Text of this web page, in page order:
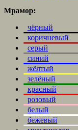
Мрамор:
чёрный
коричневый
серый
синий
жёлтый
зелёный
красный
розовый
белый
бежевый